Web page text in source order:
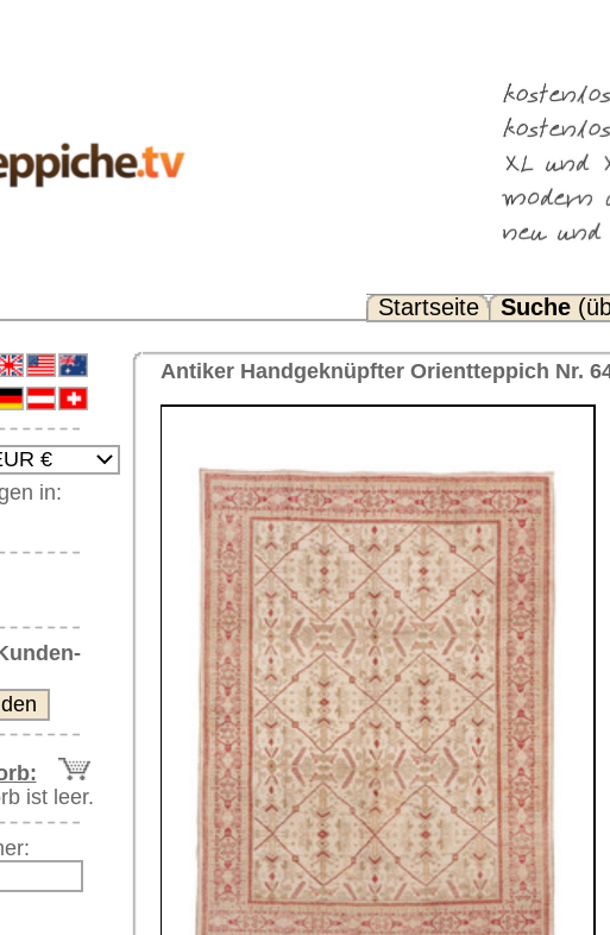
Noch Fragen? FAQ...
Weitere größere Bilder (öffnen sich in neuem Fenster)
Bitte klicken Sie auf die kleinen Bilder weiter unten für Bilder in höherer Auflösung
Hauptbild Bild Nr. 3 Bild Nr. 4 Bild Nr. 5
Bild Nr. 6